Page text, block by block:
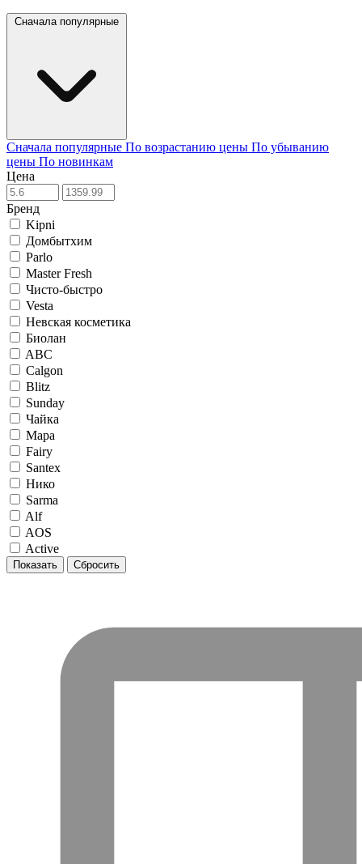
Сначала популярные
Сначала популярные По возрастанию цены По убыванию
цены По новинкам
Цена
Бренд
Kipni
Домбытхим
Parlo
Master Fresh
Чисто-быстро
Vesta
Невская косметика
Биолан
ABC
Calgon
Blitz
Sunday
Чайка
Мара
Fairy
Santex
Нико
Sarma
Alf
AOS
Active